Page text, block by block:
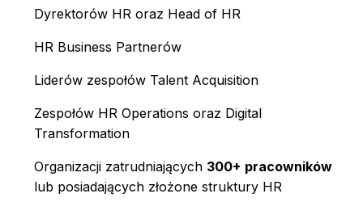
Dyrektorów HR oraz Head of HR
HR Business Partnerów
Liderów zespołów Talent Acquisition
Zespołów HR Operations oraz Digital
Transformation
Organizacji zatrudniających 300+ pracowników
lub posiadających złożone struktury HR